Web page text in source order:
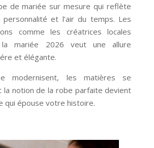
de mariée sur mesure qui reflète
et l’air du temps. Les
comme les créatrices locales
mariée 2026 veut une allure
et élégante.
modernisent, les matières se
la notion de la robe parfaite devient
qui épouse votre histoire.